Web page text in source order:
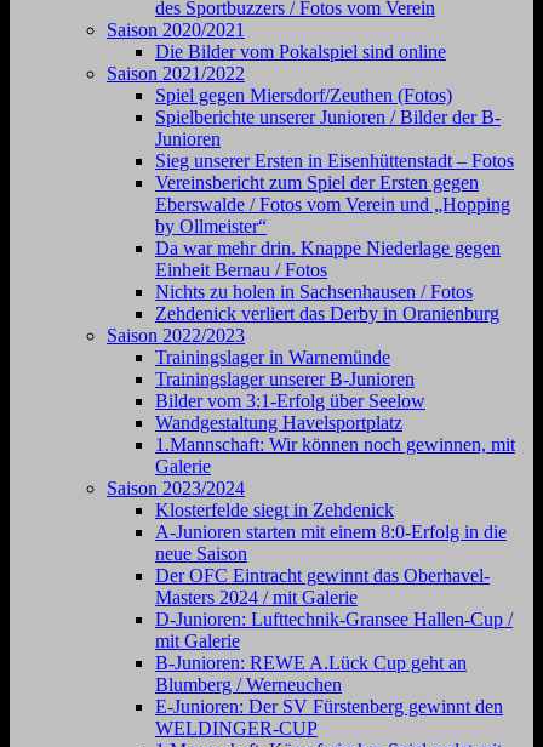
des Sportbuzzers / Fotos vom Verein
Saison 2020/2021
Die Bilder vom Pokalspiel sind online
Saison 2021/2022
Spiel gegen Miersdorf/Zeuthen (Fotos)
Spielberichte unserer Junioren / Bilder der B-
Junioren
Sieg unserer Ersten in Eisenhüttenstadt – Fotos
Vereinsbericht zum Spiel der Ersten gegen
Eberswalde / Fotos vom Verein und „Hopping
by Ollmeister“
Da war mehr drin. Knappe Niederlage gegen
Einheit Bernau / Fotos
Nichts zu holen in Sachsenhausen / Fotos
Zehdenick verliert das Derby in Oranienburg
Saison 2022/2023
Trainingslager in Warnemünde
Trainingslager unserer B-Junioren
Bilder vom 3:1-Erfolg über Seelow
Wandgestaltung Havelsportplatz
1.Mannschaft: Wir können noch gewinnen, mit
Galerie
Saison 2023/2024
Klosterfelde siegt in Zehdenick
A-Junioren starten mit einem 8:0-Erfolg in die
neue Saison
Der OFC Eintracht gewinnt das Oberhavel-
Masters 2024 / mit Galerie
D-Junioren: Lufttechnik-Gransee Hallen-Cup /
mit Galerie
B-Junioren: REWE A.Lück Cup geht an
Blumberg / Werneuchen
E-Junioren: Der SV Fürstenberg gewinnt den
WELDINGER-CUP